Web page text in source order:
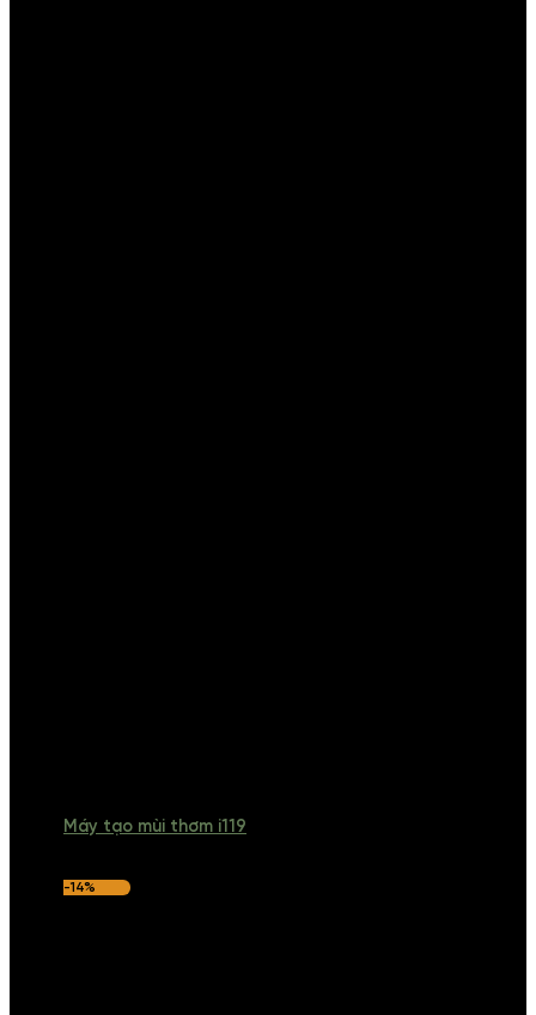
Máy tạo mùi thơm i119
-14%